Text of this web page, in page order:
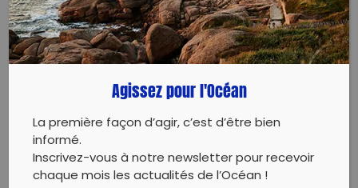
Partager sur Facebook
Partager sur
Twitter
Envoyer à
un ami
Copy to clipboard
Agissez pour l'Océan
La première façon d’agir, c’est d’être bien
informé.
Inscrivez-vous à notre newsletter pour recevoir
chaque mois les actualités de l’Océan !